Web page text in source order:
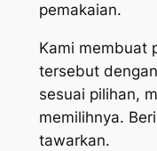
pemakaian.
Kami membuat
tersebut
sesuai pilihan,
memilihnya.
tawarkan.